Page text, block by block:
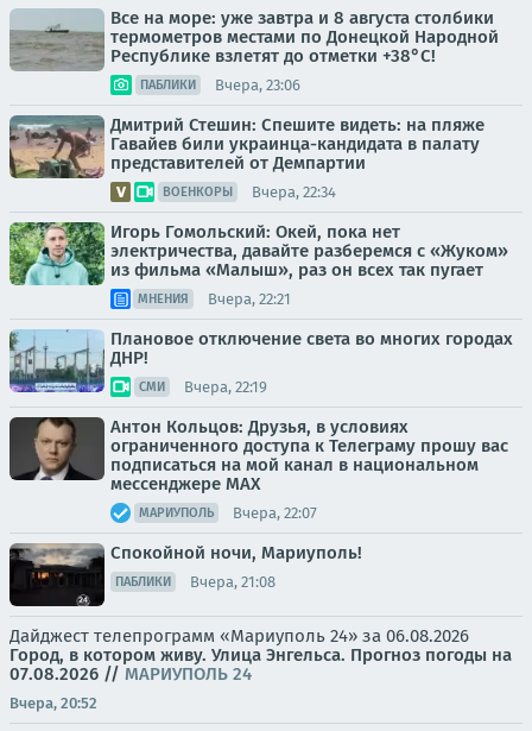
Все на море: уже завтра и 8 августа столбики
термометров местами по Донецкой Народной
Республике взлетят до отметки +38°C!
ПАБЛИКИ Вчера, 23:06
Дмитрий Стешин: Спешите видеть: на пляже
Гавайев били украинца-кандидата в палату
представителей от Демпартии
ВОЕНКОРЫ Вчера, 22:34
Игорь Гомольский: Окей, пока нет
электричества, давайте разберемся с «Жуком»
из фильма «Малыш», раз он всех так пугает
МНЕНИЯ Вчера, 22:21
Плановое отключение света во многих городах
ДНР!
СМИ Вчера, 22:19
Антон Кольцов: Друзья, в условиях
ограниченного доступа к Телеграму прошу вас
подписаться на мой канал в национальном
мессенджере МАХ
МАРИУПОЛЬ Вчера, 22:07
Спокойной ночи, Мариуполь!
ПАБЛИКИ Вчера, 21:08
Дайджест телепрограмм «Мариуполь 24» за 06.08.2026
Город, в котором живу. Улица Энгельса. Прогноз погоды на
07.08.2026 // МАРИУПОЛЬ 24
Вчера, 20:52